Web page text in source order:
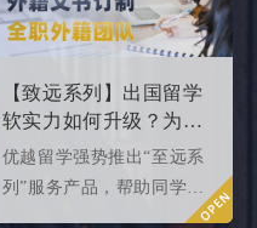
000内英国院校的申请条件
如何。
【致远系列】出国留学
软实力如何升级？为
2026/2027fall冲刺度身定
制！
优越留学强势推出“至远系
列”服务产品，帮助同学们